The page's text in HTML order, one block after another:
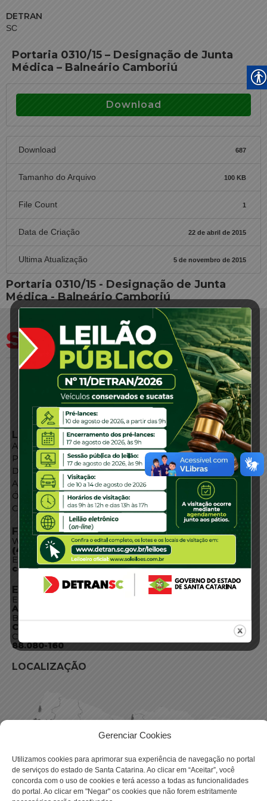
Gerenciar Cookies
Utilizamos cookies para aprimorar sua experiência de navegação no portal
de serviços do estado de Santa Catarina. Ao clicar em “Aceitar”, você
concorda com o uso de cookies e terá acesso a todas as funcionalidades
do portal. Ao clicar em "Negar" os cookies que não forem estritamente
DETRAN
SC
Portaria 0310/15 – Designação de Junta
Médica – Balneário Camboriú
Download
Download 687
Tamanho do Arquivo 100 KB
File Count 1
Data de Criação 22 de abril de 2015
Ultima Atualização 5 de novembro de 2015
Portaria 0310/15 - Designação de Junta
Médica - Balneário Camboriú
LINKS EXTERNOS
Agência de Notícias
Portal de Serviços
Diário Oficial
Acesso à Informação
Órgãos do Governo
Conheça SC
FALE CONOSCO
WhatsApp:
(48) 3664-1800
E-mail:
centraldeinformacoes@detran.sc.gov.br
ENDEREÇO
Endereço:
Av. Almirante Tamandaré - 480
Bairro:
Coqueiros, Florianópolis SC
CEP:
88.080-160
LOCALIZAÇÃO